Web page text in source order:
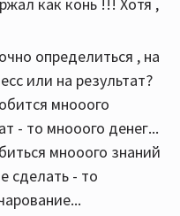
как конь !!! Хотя ,
определиться , на
или на результат?
мнооого
- то мнооого денег...
мнооого знаний
сделать - то